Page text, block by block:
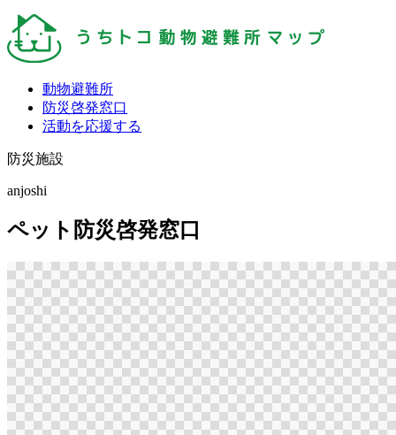
動物避難所
防災啓発窓口
活動を応援する
防災施設
anjoshi
ペット防災啓発窓口